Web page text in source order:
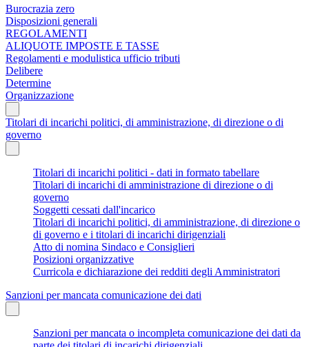
Burocrazia zero
Disposizioni generali
REGOLAMENTI
ALIQUOTE IMPOSTE E TASSE
Regolamenti e modulistica ufficio tributi
Delibere
Determine
Organizzazione
Titolari di incarichi politici, di amministrazione, di direzione o di
governo
Titolari di incarichi politici - dati in formato tabellare
Titolari di incarichi di amministrazione di direzione o di
governo
Soggetti cessati dall'incarico
Titolari di incarichi politici, di amministrazione, di direzione o
di governo e i titolari di incarichi dirigenziali
Atto di nomina Sindaco e Consiglieri
Posizioni organizzative
Curricola e dichiarazione dei redditi degli Amministratori
Sanzioni per mancata comunicazione dei dati
Sanzioni per mancata o incompleta comunicazione dei dati da